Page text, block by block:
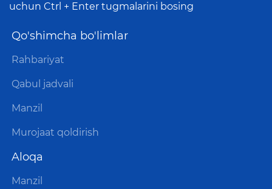
uchun Ctrl + Enter tugmalarini bosing
Qo'shimcha bo'limlar
Rahbariyat
Qabul jadvali
Manzil
Murojaat qoldirish
Aloqa
Manzil